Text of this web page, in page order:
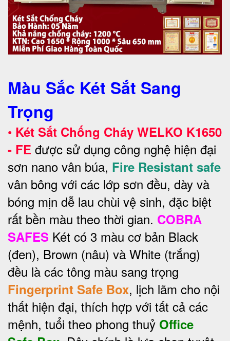
Màu Sắc Két Sắt Sang
Trọng
• Két Sắt Chống Cháy WELKO K1650
- FE được sử dụng công nghệ hiện đại
sơn nano vân búa, Fire Resistant safe
vân bông với các lớp sơn đều, dày và
bóng mịn dễ lau chùi vệ sinh, đặc biệt
rất bền màu theo thời gian. COBRA
SAFES Két có 3 màu cơ bản Black
(đen), Brown (nâu) và White (trắng)
đều là các tông màu sang trọng
Fingerprint Safe Box, lịch lãm cho nội
thất hiện đại, thích hợp với tất cả các
mệnh, tuổi theo phong thuỷ Office